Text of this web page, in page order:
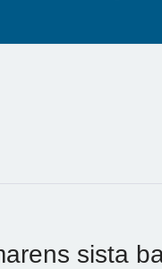
sista